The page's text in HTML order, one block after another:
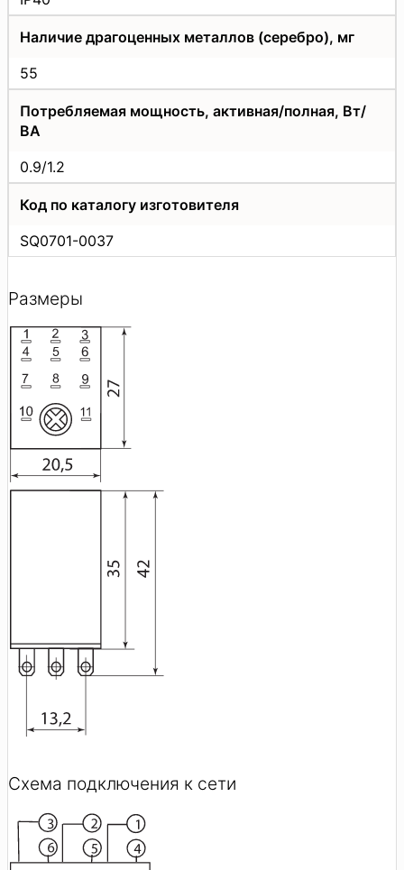
Наличие драгоценных металлов (серебро), мг
55
Потребляемая мощность, активная/полная, Вт/
ВА
0.9/1.2
Код по каталогу изготовителя
SQ0701-0037
Размеры
Схема подключения к сети